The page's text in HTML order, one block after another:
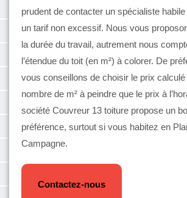
prudent de contacter un spécialiste
un tarif non excessif. Nous vous
la durée du travail, autrement nous
l’étendue du toit (en m²) à colorer. De
vous conseillons de choisir le prix
nombre de m² à peindre que le prix à
société Couvreur 13 toiture propose un
préférence, surtout si vous habitez en
Campagne.
Contactez-nous